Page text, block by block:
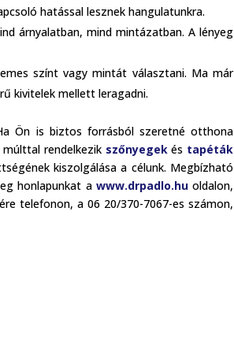
hatással lesznek hangulatunkra.
árnyalatban, mind mintázatban. A lényeg
színt vagy mintát választani. Ma már
kivitelek mellett leragadni.
Ön is biztos forrásból szeretné otthona
rendelkezik szőnyegek és tapéták
kiszolgálása a célunk. Megbízható
honlapunkat a www.drpadlo.huoldalon,
telefonon, a 06 20/370-7067-es számon,